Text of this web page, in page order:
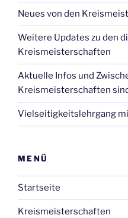
Neues von den
Weitere Updates zu den
Kreismeisterschaften
Aktuelle Infos und
Kreismeisterschaften
Vielseitigkeitslehrgang
MENÜ
Startseite
Kreismeisterschaften